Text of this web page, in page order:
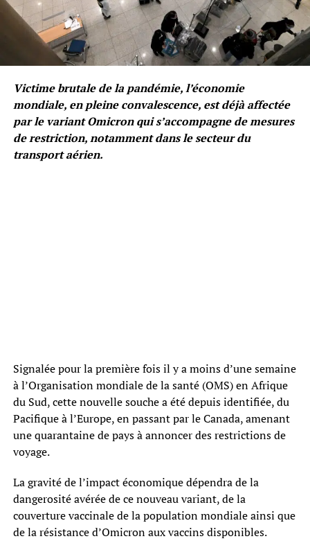
Victime brutale de la pandémie, l’économie
mondiale, en pleine convalescence, est déjà affectée
par le variant Omicron qui s’accompagne de mesures
de restriction, notamment dans le secteur du
transport aérien.
Signalée pour la première fois il y a moins d’une semaine
à l’Organisation mondiale de la santé (OMS) en Afrique
du Sud, cette nouvelle souche a été depuis identifiée, du
Pacifique à l’Europe, en passant par le Canada, amenant
une quarantaine de pays à annoncer des restrictions de
voyage.
La gravité de l’impact économique dépendra de la
dangerosité avérée de ce nouveau variant, de la
couverture vaccinale de la population mondiale ainsi que
de la résistance d’Omicron aux vaccins disponibles.